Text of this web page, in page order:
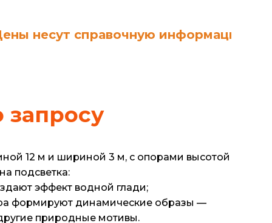
справочную информацию, за
12 м и шириной 3 м, с опорами высотой
подсветка:
эффект водной глади;
формируют динамические образы —
природные мотивы.